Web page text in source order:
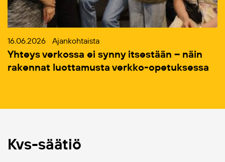
16.06.2026 Ajankohtaista
Yhteys verkossa ei synny itsestään – näin
rakennat luottamusta verkko-opetuksessa
Kvs-säätiö